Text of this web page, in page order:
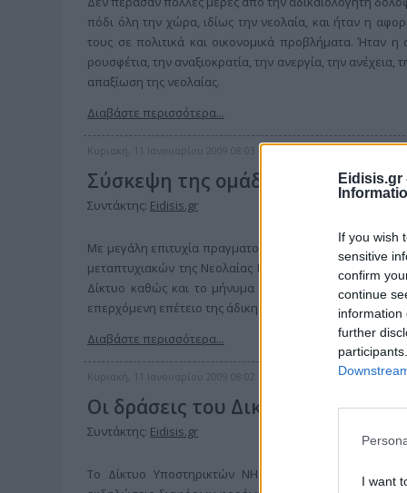
Eidisis.gr
If you wish
sensitive
confirm
continue
information
further
I want
πόδι όλη την χώρα, ιδίως την νεολαία, και ήταν η
τους σε πολιτικά και οικονομικά προβλήματα. Ήταν η
ρουσφέτια, την αναξιοκρατία, την ανεργία, την
απαξίωση της νεολαίας.
Διαβάστε περισσότερα...
Κυριακή, 11 Ιανουαρίου 2009 08:03
Σύσκεψη της ομάδας εργασίας
Συντάκτης: Eidisis.gr
Με μεγάλη επιτυχία πραγματοποιήθηκε στις 6/01/09 η
μεταπτυχιακών της Νεολαίας ΠΑ.ΣΟ.Κ. ν. Κιλκίς, με
Δίκτυο καθώς και το μήνυμα της οργάνωσης για το
επερχόμενη επέτειο της άδικης δολοφονίας του
Διαβάστε περισσότερα...
Κυριακή, 11 Ιανουαρίου 2009 08:02
Οι δράσεις του Δικτύου
Συντάκτης: Eidisis.gr
Το Δίκτυο Υποστηρικτών ΝΗΡΕΑ για μια ακόμη φορά